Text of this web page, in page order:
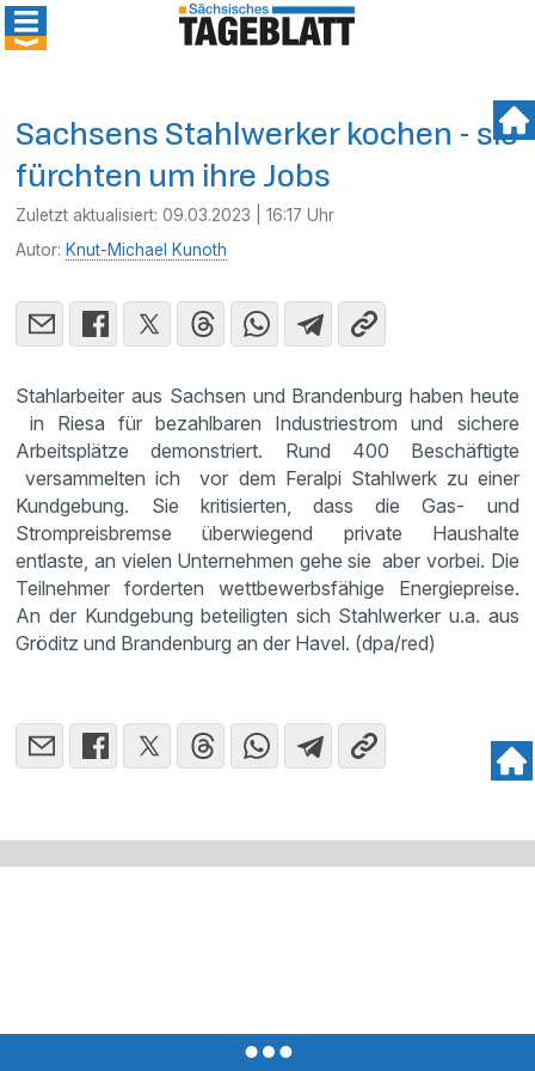
Sachsens Stahlwerker kochen - sie
fürchten um ihre Jobs
Zuletzt aktualisiert:09.03.2023 | 16:17 Uhr
Autor: Knut-Michael Kunoth
Stahlarbeiter aus Sachsen und Brandenburg haben heute
in Riesa für bezahlbaren Industriestrom und sichere
Arbeitsplätze demonstriert. Rund 400 Beschäftigte
versammelten ich vor dem Feralpi Stahlwerk zu einer
Kundgebung. Sie kritisierten, dass die Gas- und
Strompreisbremse überwiegend private Haushalte
entlaste, an vielen Unternehmen gehe sie aber vorbei. Die
Teilnehmer forderten wettbewerbsfähige Energiepreise.
An der Kundgebung beteiligten sich Stahlwerker u.a. aus
Gröditz und Brandenburg an der Havel. (dpa/red)